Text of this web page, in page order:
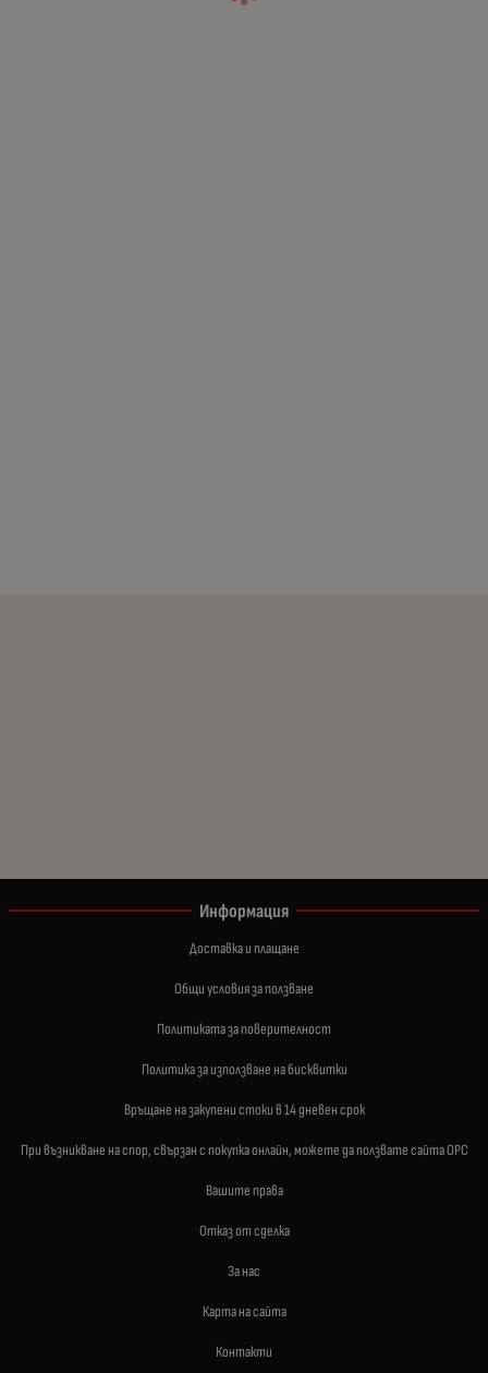
Информация
Доставка и плащане
Общи условия за ползване
Политиката за поверителност
Политика за използване на бисквитки
Връщане на закупени стоки в 14 дневен срок
При възникване на спор, свързан с покупка онлайн, можете да ползвате сайта ОРС
Вашите права
Отказ от сделка
За нас
Карта на сайта
Контакти